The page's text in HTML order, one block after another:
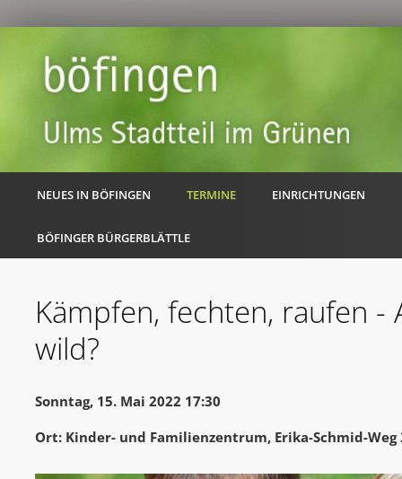
NEUES IN BÖFINGEN TERMINE EINRICHTUNGEN
BÖFINGER BÜRGERBLÄTTLE
Kämpfen, fechten, raufen -
wild?
Sonntag, 15. Mai 2022 17:30
Ort: Kinder- und Familienzentrum, Erika-Schmid-Weg